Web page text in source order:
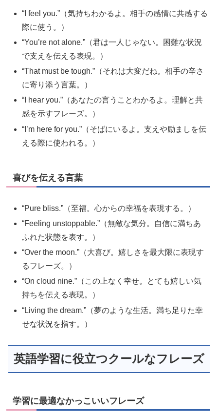
“I feel you.”（気持ちわかるよ。相手の感情に共感する
際に使う。）
“You’re not alone.”（君は一人じゃない。困難な状況
で支えを伝える表現。）
“That must be tough.”（それは大変だね。相手の辛さ
に寄り添う言葉。）
“I hear you.”（あなたの言うことわかるよ。理解と共
感を示すフレーズ。）
“I’m here for you.”（そばにいるよ。支えや励ましを伝
える際に使われる。）
喜びを伝える言葉
“Pure bliss.”（至福。心からの幸福を表現する。）
“Feeling unstoppable.”（無敵な気分。自信に満ちあ
ふれた状態を表す。）
“Over the moon.”（大喜び。嬉しさを最大限に表現す
るフレーズ。）
“On cloud nine.”（この上なく幸せ。とても嬉しい気
持ちを伝える表現。）
“Living the dream.”（夢のような生活。満ち足りた幸
せな状況を指す。）
英語学習に役立つクールなフレーズ
学習に最適なかっこいいフレーズ